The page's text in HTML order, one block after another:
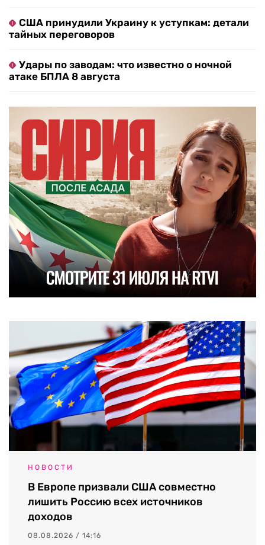
США принудили Украину к уступкам: детали
тайных переговоров
Удары по заводам: что известно о ночной
атаке БПЛА 8 августа
НОВОСТИ
В Европе призвали США совместно
лишить Россию всех источников
доходов
08.08.2026 / 14:16